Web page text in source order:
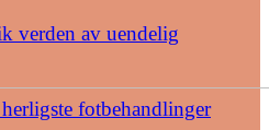
verden av uendelig
fotbehandlinger